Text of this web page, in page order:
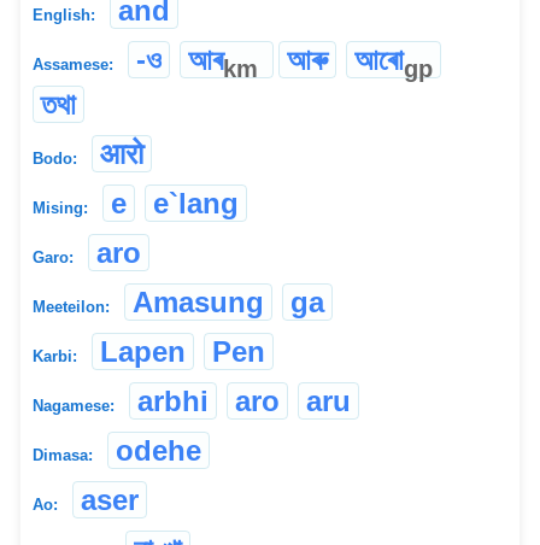
English: and
Assamese: -ও আৰkm আৰু আৰোgp
তথা
Bodo: आरो
Mising: e e`lang
Garo: aro
Meeteilon: Amasung ga
Karbi: Lapen Pen
Nagamese: arbhi aro aru
Dimasa: odehe
Ao: aser